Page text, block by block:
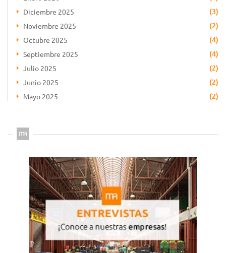
Diciembre 2025 (3)
Noviembre 2025 (2)
Octubre 2025 (4)
Septiembre 2025 (4)
Julio 2025 (2)
Junio 2025 (2)
Mayo 2025 (2)